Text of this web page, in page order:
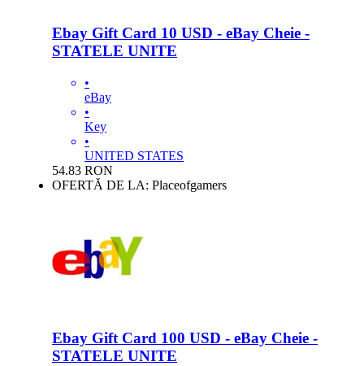
Ebay Gift Card 10 USD - eBay Cheie -
STATELE UNITE
•
eBay
•
Key
•
UNITED STATES
54.83 RON
OFERTĂ DE LA: Placeofgamers
Ebay Gift Card 100 USD - eBay Cheie -
STATELE UNITE